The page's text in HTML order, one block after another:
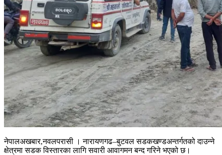
नेपालअखबार,नवलपरासी । नारायणगढ–बुटवल सडकखण्डअन्तर्गतको दाउन्ने
क्षेत्रमा सडक विस्तारका लागि सवारी आवागमन बन्द गरिने भएको छ।